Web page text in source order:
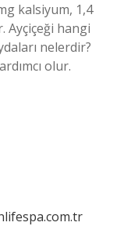
kalsiyum, 1,4
Ayçiçeği hangi
nelerdir?
olur.